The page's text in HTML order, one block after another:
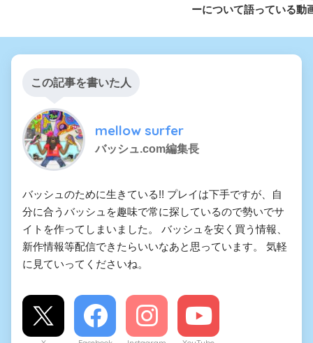
ーについて語っている動
この記事を書いた人
mellow surfer
バッシュ.com編集長
バッシュのために生きている!! プレイは下手ですが、自
分に合うバッシュを趣味で常に探しているので勢いでサ
イトを作ってしまいました。 バッシュを安く買う情報、
新作情報等配信できたらいいなあと思っています。 気軽
に見ていってくださいね。